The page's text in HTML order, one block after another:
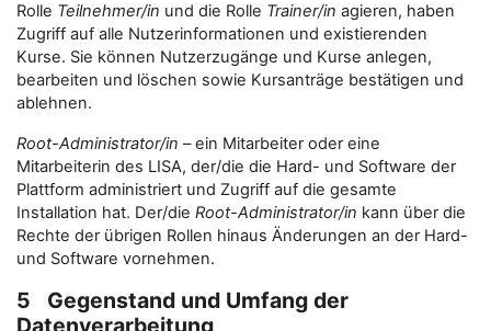
Rolle Teilnehmer/in und die Rolle Trainer/in agieren, haben
Zugriff auf alle Nutzerinformationen und existierenden
Kurse. Sie können Nutzerzugänge und Kurse anlegen,
bearbeiten und löschen sowie Kursanträge bestätigen und
ablehnen.
Root-Administrator/in – ein Mitarbeiter oder eine
Mitarbeiterin des LISA, der/die die Hard- und Software der
Plattform administriert und Zugriff auf die gesamte
Installation hat. Der/die Root-Administrator/in kann über die
Rechte der übrigen Rollen hinaus Änderungen an der Hard-
und Software vornehmen.
5 Gegenstand und Umfang der
Datenverarbeitung